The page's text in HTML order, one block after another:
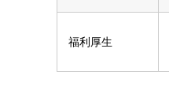
福利厚生